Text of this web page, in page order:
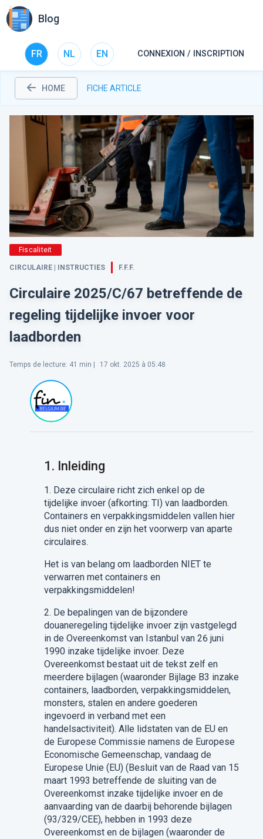
Blog
FR NL EN CONNEXION / INSCRIPTION
HOME FICHE ARTICLE
Fiscaliteit
CIRCULAIRE | INSTRUCTIES F.F.F.
Circulaire 2025/C/67 betreffende de
regeling tijdelijke invoer voor
laadborden
Temps de lecture: 41 min | 17 okt. 2025 à 05:48
1. Inleiding
1. Deze circulaire richt zich enkel op de
tijdelijke invoer (afkorting: TI) van laadborden.
Containers en verpakkingsmiddelen vallen hier
dus niet onder en zijn het voorwerp van aparte
circulaires.
Het is van belang om laadborden NIET te
verwarren met containers en
verpakkingsmiddelen!
2. De bepalingen van de bijzondere
douaneregeling tijdelijke invoer zijn vastgelegd
in de Overeenkomst van Istanbul van 26 juni
1990 inzake tijdelijke invoer. Deze
Overeenkomst bestaat uit de tekst zelf en
meerdere bijlagen (waaronder Bijlage B3 inzake
containers, laadborden, verpakkingsmiddelen,
monsters, stal en en andere goederen
ingevoerd in verband met een
handelsactiviteit). Alle lidstaten van de EU en
de Europese Commissie namens de Europese
Economische Gemeenschap, vandaag de
Europese Unie (EU) ( Besluit van de Raad van 15
maart 1993 betreffende de sluiting van de
Overeenkomst inzake tijdelijke invoer en de
aanvaarding van de daarbij behorende bijlagen
(93/329/CEE), hebben in 1993 deze
Overeenkomst en de bijlagen (waaronder de